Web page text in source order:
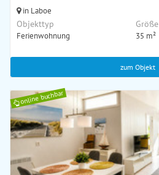
in Laboe
Objekttyp
Ferienwohnung
Größe
35 m²
zum Objekt
online buchbar